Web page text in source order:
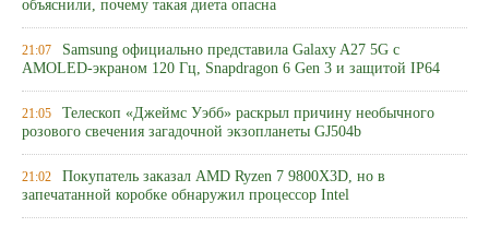
объяснили, почему такая диета опасна
21:07 Samsung официально представила Galaxy A27 5G с
AMOLED-экраном 120 Гц, Snapdragon 6 Gen 3 и защитой IP64
21:05 Телескоп «Джеймс Уэбб» раскрыл причину необычного
розового свечения загадочной экзопланеты GJ504b
21:02 Покупатель заказал AMD Ryzen 7 9800X3D, но в
запечатанной коробке обнаружил процессор Intel